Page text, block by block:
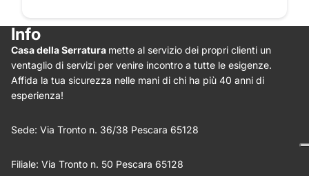
Star rating
Info
Casa della Serratura mette al servizio dei propri clienti un
ventaglio di servizi per venire incontro a tutte le esigenze.
Affida la tua sicurezza nelle mani di chi ha più 40 anni di
esperienza!
Sede: Via Tronto n. 36/38 Pescara 65128
Filiale: Via Tronto n. 50 Pescara 65128